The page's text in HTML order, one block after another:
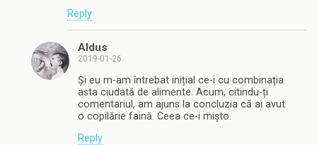
Reply
Aldus
2019-01-26
Și eu m-am întrebat inițial ce-i cu combinația
asta ciudată de alimente. Acum, citindu-ți
comentariul, am ajuns la concluzia că ai avut
o copilărie faină. Ceea ce-i mișto.
Reply